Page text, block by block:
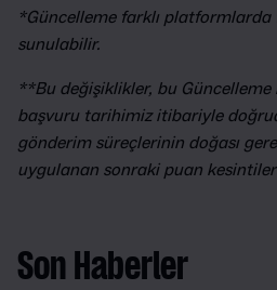
*Güncelleme farklı platformlarda
sunulabilir.
**Bu değişiklikler, bu
başvuru tarihimiz itibariyle
gönderim süreçlerinin doğası
uygulanan sonraki puan
Son Haberler